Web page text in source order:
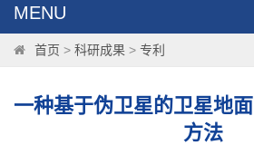
MENU
首页 > 科研成果 > 专利
一种基于伪卫星的卫星地
方法